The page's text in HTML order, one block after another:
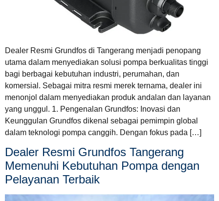
Dealer Resmi Grundfos di Tangerang menjadi penopang
utama dalam menyediakan solusi pompa berkualitas tinggi
bagi berbagai kebutuhan industri, perumahan, dan
komersial. Sebagai mitra resmi merek ternama, dealer ini
menonjol dalam menyediakan produk andalan dan layanan
yang unggul. 1. Pengenalan Grundfos: Inovasi dan
Keunggulan Grundfos dikenal sebagai pemimpin global
dalam teknologi pompa canggih. Dengan fokus pada […]
Dealer Resmi Grundfos Tangerang
Memenuhi Kebutuhan Pompa dengan
Pelayanan Terbaik